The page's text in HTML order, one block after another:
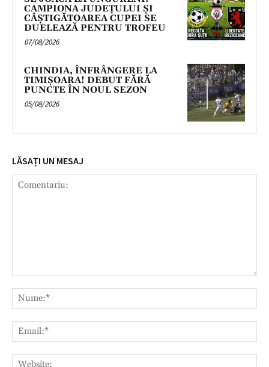
CAMPIONA JUDEȚULUI ȘI
CÂȘTIGĂTOAREA CUPEI SE
DUELEAZĂ PENTRU TROFEU
07/08/2026
CHINDIA, ÎNFRÂNGERE LA
TIMIȘOARA! DEBUT FĂRĂ
PUNCTE ÎN NOUL SEZON
05/08/2026
LĂSAȚI UN MESAJ